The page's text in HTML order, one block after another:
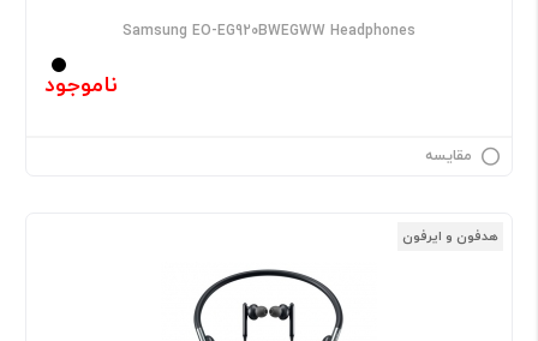
Samsung EO-EG920BWEGWW Headphones
ناموجود
مقایسه
هدفون و ایرفون